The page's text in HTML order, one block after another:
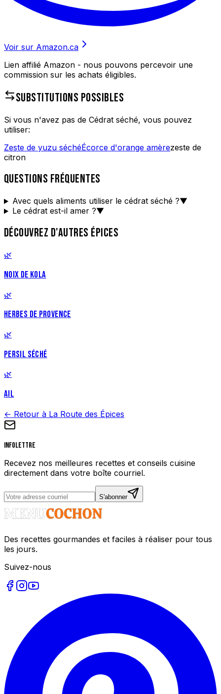
Voir sur Amazon.ca
Lien affilié Amazon - nous pouvons percevoir une
commission sur les achats éligibles.
SUBSTITUTIONS POSSIBLES
Si vous n'avez pas de Cédrat séché, vous pouvez
utiliser:
Zeste de yuzu séchéÉcorce d'orange amèrezeste de
citron
QUESTIONS FRÉQUENTES
Avec quels aliments utiliser le cédrat séché ?▼
Le cédrat est-il amer ?▼
DÉCOUVREZ D'AUTRES ÉPICES
🌿
NOIX DE KOLA
🌿
HERBES DE PROVENCE
🌿
PERSIL SÉCHÉ
🌿
AIL
← Retour à La Route des Épices
Infolettre
Recevez nos meilleures recettes et conseils cuisine
directement dans votre boîte courriel.
S'abonner
Des recettes gourmandes et faciles à réaliser pour tous
les jours.
Suivez-nous